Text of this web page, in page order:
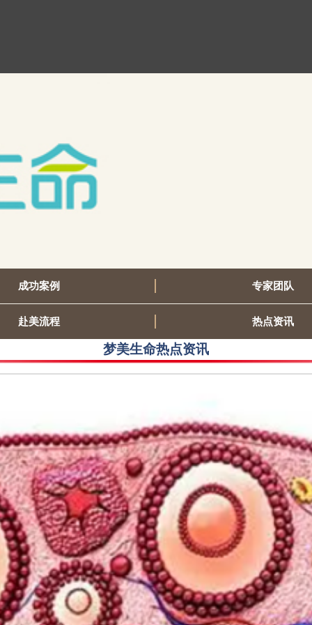
成功案例 专家团队
赴美流程 热点资讯
梦美生命热点资讯